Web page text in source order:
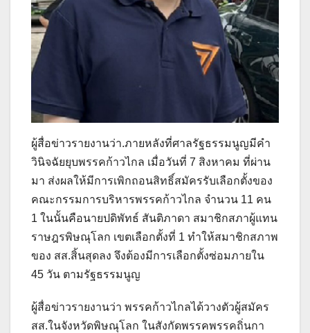
ผู้สื่อข่าวรายงานว่า.ภายหลังที่ศาลรัฐธรรมนูญมีคำ
วินิจฉัยยุบพรรคก้าวไกล เมื่อวันที่ 7 สิงหาคม ที่ผ่าน
มา ส่งผลให้มีการเพิกถอนสิทธิ์สมัครรับเลือกตั้งของ
คณะกรรมการบริหารพรรคก้าวไกล จำนวน 11 คน
1 ในนั้นคือนายปดิพัทธ์ สันติภาดา สมาชิกสภาผู้แทน
ราษฎรพิษณุโลก เขตเลือกตั้งที่ 1 ทำให้สมาชิกสภาพ
ของ สส.สิ้นสุดลง จึงต้องมีการเลือกตั้งซ่อมภายใน
45 วัน ตามรัฐธรรมนูญ
ผู้สื่อข่าวรายงานว่า พรรคก้าวไกลได้วางตัวผู้สมัคร
สส.ในจังหวัดพิษณุโลก ในสังกัดพรรคพรรคถิ่นกา